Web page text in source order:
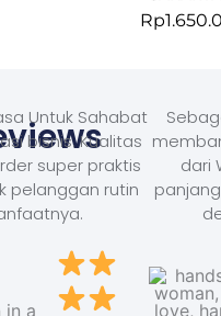
Rp
Untuk Sahabat
bisnis. Kualitas
super praktis
pelanggan rutin
dari